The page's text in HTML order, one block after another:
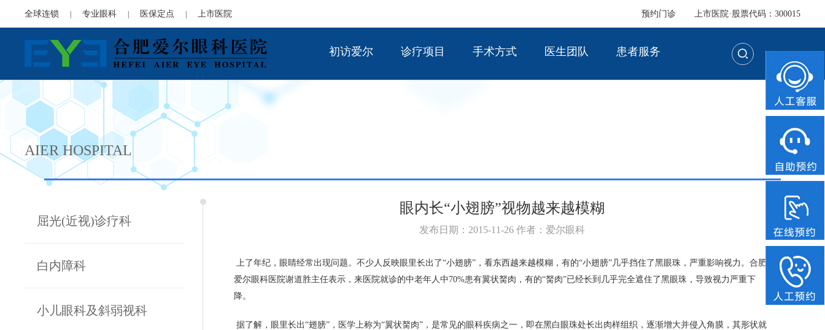
全球连锁 | 专业眼科 | 医保定点 | 上市医院 预约门诊 上市医院·股票代码：300015
初访爱尔 诊疗项目 手术方式 医生团队 患者服务
AIER HOSPITAL
屈光(近视)诊疗科
白内障科
小儿眼科及斜弱视科
眼内长“小翅膀”视物越来越模糊
发布日期：2015-11-26 作者：爱尔眼科
上了年纪，眼睛经常出现问题。不少人反映眼里长出了“小翅膀”，看东西越来越模糊，有的“小翅膀”几乎挡住了黑眼珠，严重影响视力。合肥
爱尔眼科医院谢道胜主任表示，来医院就诊的中老年人中70%患有翼状胬肉，有的“胬肉”已经长到几乎完全遮住了黑眼珠，导致视力严重下
降。
据了解，眼里长出“翅膀”，医学上称为“翼状胬肉”，是常见的眼科疾病之一，即在黑白眼珠处长出肉样组织，逐渐增大并侵入角膜，其形状就